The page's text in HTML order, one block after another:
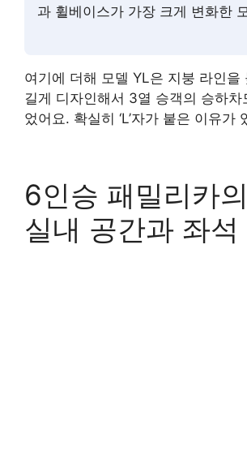
과 휠베이스가 가장 크게 변화한
여기에 더해 모델 YL은 지붕 라인을
길게 디자인해서 3열 승객의 승하차
었어요. 확실히 ‘L’자가 붙은 이유가
6인승 패밀리카
실내 공간과 좌석